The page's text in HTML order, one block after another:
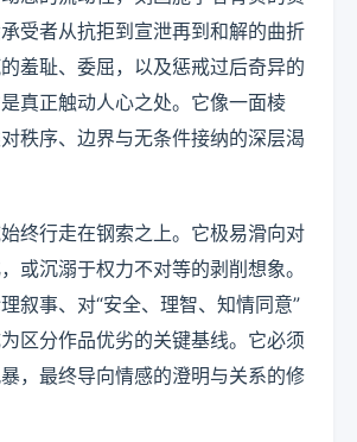
受者从抗拒到宣泄再到和解的曲折
羞耻、委屈，以及惩戒过后奇异的
真正触动人心之处。它像一面棱
秩序、边界与无条件接纳的深层渴
终行走在钢索之上。它极易滑向对
或沉溺于权力不对等的剥削想象。
叙事、对“安全、理智、知情同意”
区分作品优劣的关键基线。它必须
，最终导向情感的澄明与关系的修